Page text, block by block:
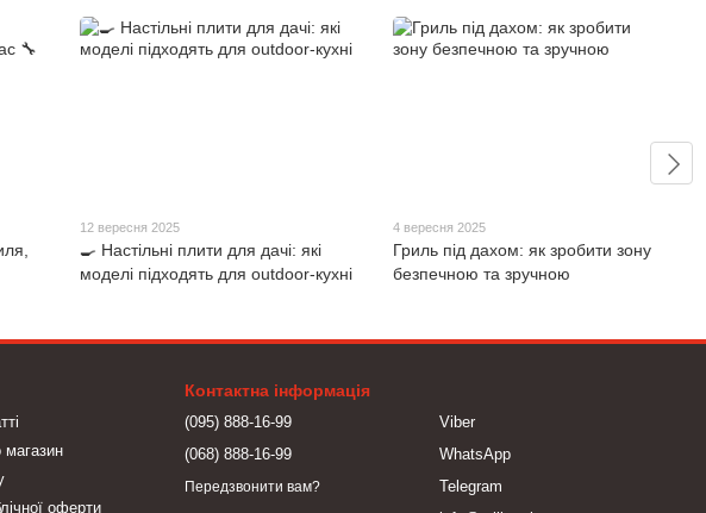
12 вересня 2025
🍳 Настільні плити для дачі: які
моделі підходять для outdoor-кухні
4 вересня 2025
Гриль під дахом: як зробити зону
безпечною та зручною
магазин
оферти
Контактна інформація
(095) 888-16-99
(068) 888-16-99
Передзвонити вам?
Viber
WhatsApp
Telegram